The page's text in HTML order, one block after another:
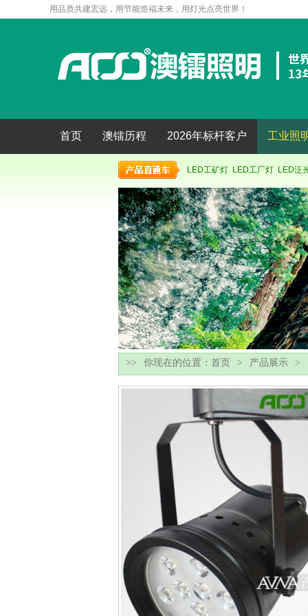
用品质共建宏远，用节能造福未来，用灯光点亮世界！
首页 澳镭历程 2026年标杆客户 工业照
LED工矿灯 LED工厂灯 LED泛
>> 你现在的位置： 首页 > 产品展示 >